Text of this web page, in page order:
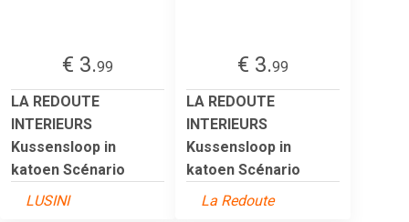
€ 3.99
LA REDOUTE
INTERIEURS
Kussensloop in
katoen Scénario
LUSINI
€ 3.99
LA REDOUTE
INTERIEURS
Kussensloop in
katoen Scénario
La Redoute